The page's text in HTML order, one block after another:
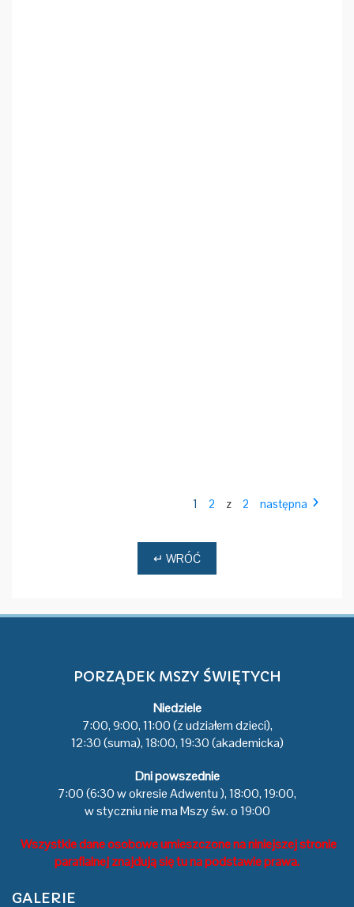
1 2 z 2 następna
↵ WRÓĆ
PORZĄDEK MSZY ŚWIĘTYCH
Niedziele
7:00, 9:00, 11:00 (z udziałem dzieci),
12:30 (suma), 18:00, 19:30 (akademicka)
Dni powszednie
7:00 (6:30 w okresie Adwentu ), 18:00, 19:00,
w styczniu nie ma Mszy św. o 19:00
Wszystkie dane osobowe umieszczone na niniejszej stronie
parafialnej znajdują się tu na podstawie prawa.
GALERIE